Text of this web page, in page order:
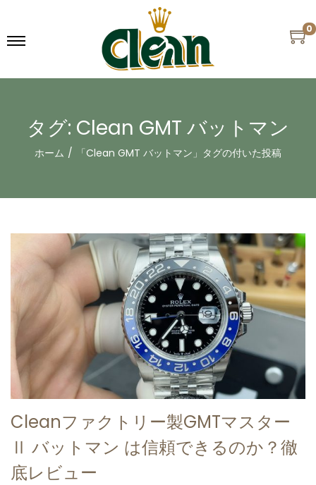
0
タグ: Clean GMT バットマン
ホーム / 「Clean GMT バットマン」タグの付いた投稿
Cleanファクトリー製GMTマスター
Ⅱ バットマン は信頼できるのか？徹
底レビュー